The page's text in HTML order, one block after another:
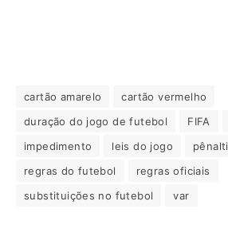
cartão amarelo
cartão vermelho
duração do jogo de futebol
FIFA
impedimento
leis do jogo
pênalti
regras do futebol
regras oficiais
substituições no futebol
var